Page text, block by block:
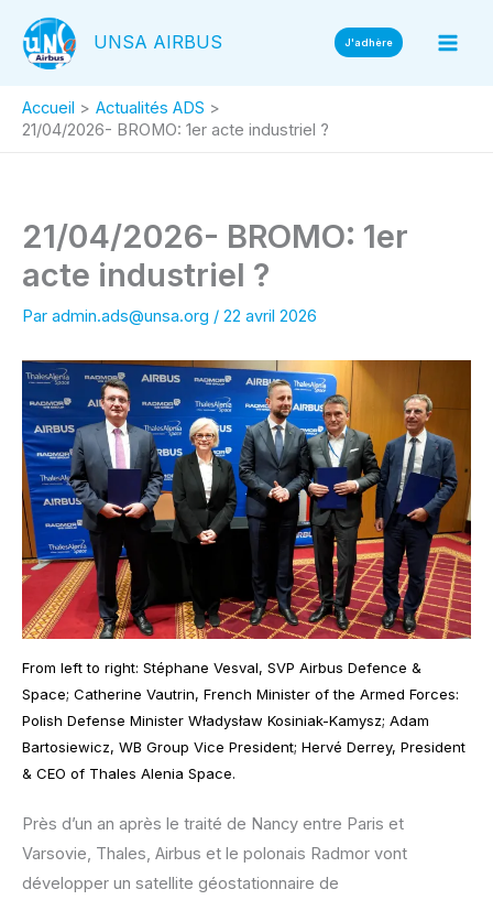
contenu
UNSA AIRBUS J'adhère
Accueil
Actualités ADS
21/04/2026- BROMO: 1er acte industriel ?
21/04/2026- BROMO: 1er
acte industriel ?
Par admin.ads@unsa.org / 22 avril 2026
From left to right: Stéphane Vesval, SVP Airbus Defence &
Space; Catherine Vautrin, French Minister of the Armed Forces:
Polish Defense Minister Władysław Kosiniak-Kamysz; Adam
Bartosiewicz, WB Group Vice President; Hervé Derrey, President
& CEO of Thales Alenia Space.
Près d’un an après le traité de Nancy entre Paris et
Varsovie, Thales, Airbus et le polonais Radmor vont
développer un satellite géostationnaire de